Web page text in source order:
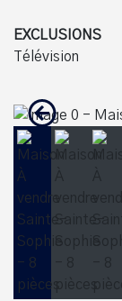
EXCLUSIONS
Télévision